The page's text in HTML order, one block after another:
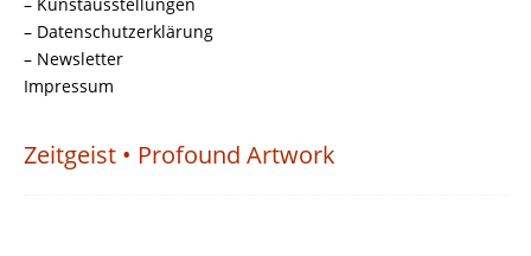
– Datenschutzerklärung
– Newsletter
Impressum
Zeitgeist • Profound Artwork